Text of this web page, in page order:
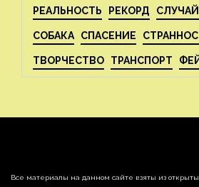
РЕАЛЬНОСТЬ РЕКОРД
СОБАКА СПАСЕНИЕ
ТВОРЧЕСТВО ТРАНСПОРТ
Все материалы на данном сайте взяты из